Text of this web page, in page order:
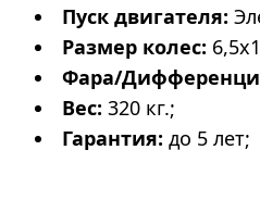
Пуск двигателя:
Размер колес:
Фара/
Вес: 320 кг.;
Гарантия: до 5 лет;